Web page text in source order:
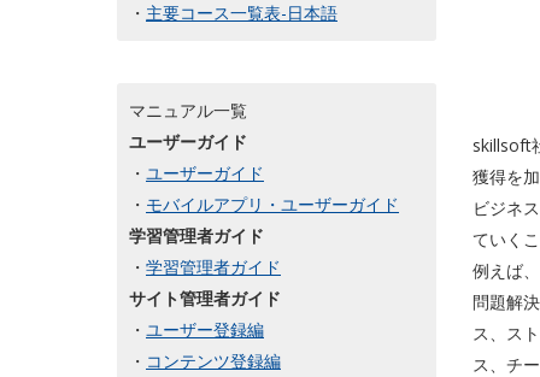
・ 主要コース一覧表-日本語
マニュアル一覧
ユーザーガイド
・ ユーザーガイド
・ モバイルアプリ・ユーザーガイド
学習管理者ガイド
・ 学習管理者ガイド
サイト管理者ガイド
・ ユーザー登録編
・ コンテンツ登録編
skillsoft
獲得を
ビジネ
ていく
例えば
問題解
ス、ス
ス、チ